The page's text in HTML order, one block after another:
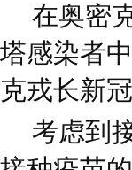
在奥密
塔感染者
克戎长新
考虑到